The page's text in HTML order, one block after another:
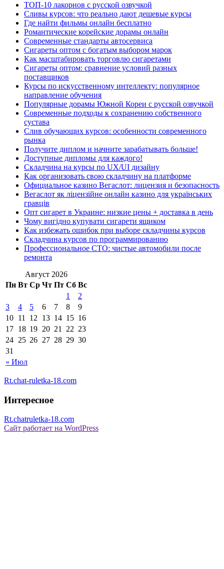
ТОП-10 лакорнов с русской озвучкой
Сливы курсов: что реально дают дешевые курсы
Где найти фильмы онлайн бесплатно
Романтические корейские дорамы онлайн
Современные стандарты автосервиса
Сигареты оптом с богатым выбором марок
Как масштабировать торговлю сигаретами
Сигареты оптом: сравнение условий разных
поставщиков
Курсы по искусственному интеллекту: популярное
направление обучения
Популярные дорамы Южной Кореи с русской озвучкой
Современные подходы к сохранению собственного
сустава
Слив обучающих курсов: особенности современного
рынка
Получите диплом и начните зарабатывать больше!
Доступные дипломы для каждого!
Складчина на курсы по UX/UI дизайну
Как организовать свою складчину на платформе
Официальное казино Вегаслот: лицензия и безопасность
Вегаслот як ліцензійне онлайн казино для українських
гравців
Опт сигарет в Украине: низкие цены + доставка в день
Чому вигідно купувати сигарети ящиком
Как избежать ошибок при выборе складчины курсов
Складчина курсов по программированию
Профессиональное СТО: чистые автомобили после
ремонта
Август 2026
Пн Вт Ср Чт Пт Сб Вс
« Июл
1
2
3
4 5 6 7 8
9
10 11 12 13 14 15 16
17 18 19 20 21 22 23
24 25 26 27 28 29 30
31
Rt.chat-ruletka-18.com
Интересное
Rt.chatruletka-18.com
Сайт работает на WordPress